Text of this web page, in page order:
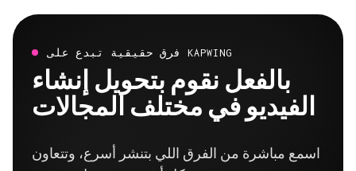
فرق حقيقية تبدع على KAPWING
بالفعل نقوم بتحويل إنشاء
الفيديو في مختلف المجالات
اسمع مباشرة من الفرق اللي بتنشر أسرع، وتتعاون